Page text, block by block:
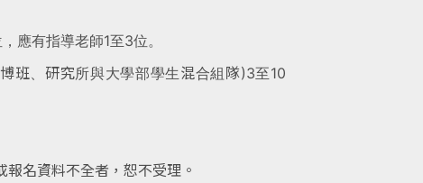
應有指導老師1至3位。
班、研究所與大學部學生混合組隊)3至10
報名資料不全者，恕不受理。